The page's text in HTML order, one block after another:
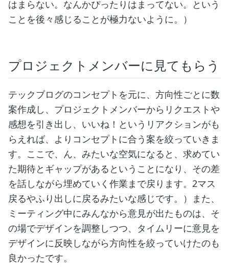
はまらない。なんかぴったりはまってない。という
ことを後々感じることが極力ないように。）
プロジェクトメンバーに見てもらう
テックブログのコンセプトを元に、方向性ごとに数
案作成し、プロジェクトメンバーからリクエストや
感想を引き出し、いいね！というリアクションがも
らえれば、よりコンセプトに合う案を絞っていきま
す。ここで、ん、みたいな空気になると、求めてい
た期待とギャップがあるということになり、その差
を話しながら埋めていく作業まで戻ります。2マス
戻るやふり出しに戻るみたいな感じです。）また、
ミーティング中にみんなから意見が出たものは、そ
の場でデザインを調整しつつ、タイムリーに意見を
デザインに反映しながら方向性を絞っていけたのも
良かったです。